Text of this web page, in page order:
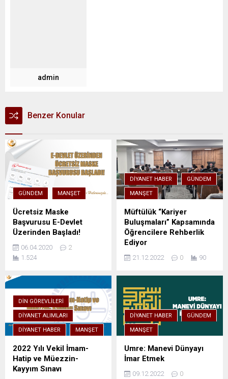
admin
Benzer Konular
GÜNDEM MANŞET
Ücretsiz Maske
Başvurusu E-Devlet
Üzerinden Başladı!
06.04.2020
2
1.524
DIYANET HABER GÜNDEM
MANŞET
Müftülük “Kariyer
Buluşmaları” Kapsamında
Öğrencilere Rehberlik
Ediyor
21.12.2022 0 90
DIN GÖREVLILERI
DIYANET ALIMLARI
DIYANET HABER MANŞET
2022 Yılı Vekil İmam-
Hatip ve Müezzin-
Kayyım Sınavı
DIYANET HABER GÜNDEM
MANŞET
Umre: Manevi Dünyayı
İmar Etmek
09.12.2022
0